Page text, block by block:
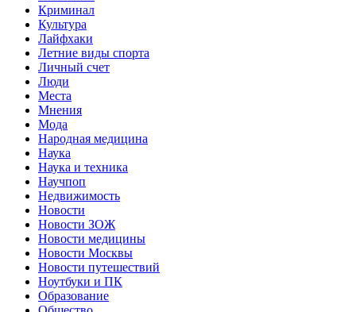
Криминал
Культура
Лайфхаки
Летние виды спорта
Личный счет
Люди
Места
Мнения
Мода
Народная медицина
Наука
Наука и техника
Научпоп
Недвижимость
Новости
Новости ЗОЖ
Новости медицины
Новости Москвы
Новости путешествий
Ноутбуки и ПК
Образование